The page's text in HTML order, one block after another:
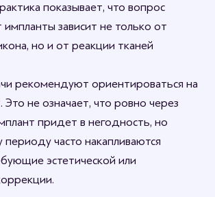
показывает, что вопрос
импланты зависит не только от
но и от реакции тканей
рекомендуют ориентироваться на
Это не означает, что ровно через
придет в негодность, но
часто накапливаются
эстетической или